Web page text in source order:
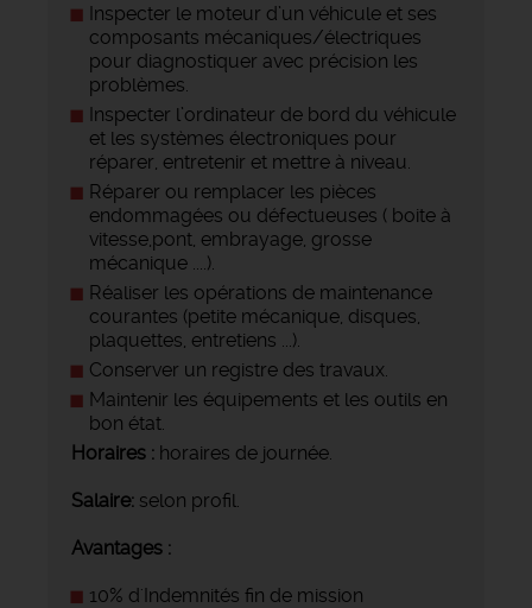
Inspecter le moteur d’un véhicule et ses
composants mécaniques/électriques
pour diagnostiquer avec précision les
problèmes.
Inspecter l’ordinateur de bord du véhicule
et les systèmes électroniques pour
réparer, entretenir et mettre à niveau.
Réparer ou remplacer les pièces
endommagées ou défectueuses ( boite à
vitesse,pont, embrayage, grosse
mécanique ....).
Réaliser les opérations de maintenance
courantes (petite mécanique, disques,
plaquettes, entretiens ...).
Conserver un registre des travaux.
Maintenir les équipements et les outils en
bon état.
Horaires : horaires de journée.
Salaire: selon profil.
Avantages :
10% d'Indemnités fin de mission